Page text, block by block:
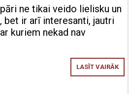
ne tikai veido lielisku un
bet ir arī interesanti, jautri
kuriem nekad nav
LASĪT VAIRĀK